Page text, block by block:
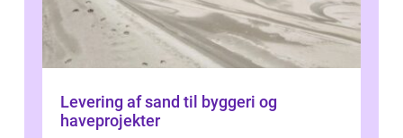
Levering af sand til byggeri og
haveprojekter